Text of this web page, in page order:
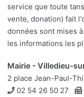
service que toute
vente, donation) fait
données sont mises
les informations les
Mairie - Villedieu-
2 place Jean-Paul-
Téléphone
02 54 26 50 27